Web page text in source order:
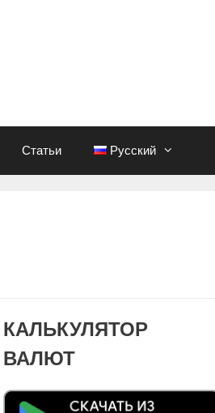
Статьи Русский
КАЛЬКУЛЯТОР
ВАЛЮТ